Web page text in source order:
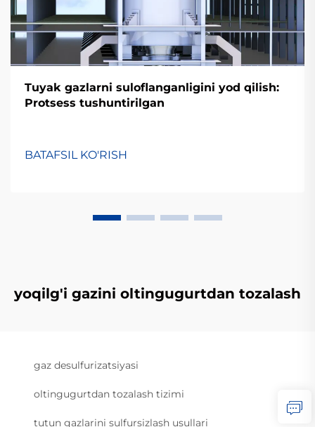
Tuyak gazlarni suloflanganligini yod qilish:
Protsess tushuntirilgan
BATAFSIL KO'RISH
yoqilg'i gazini oltingugurtdan tozalash
gaz desulfurizatsiyasi
oltingugurtdan tozalash tizimi
tutun gazlarini sulfursizlash usullari